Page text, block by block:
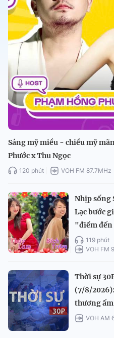
Sáng mỹ miều - chiều mỹ
Phước x Thu Ngọc
120 phút VOH FM 87.7MHz
Nhịp sống
Lạc bước
"điểm
119 phút
VOH FM
Thời sự
(7/8/
thương ấm
VOH AM